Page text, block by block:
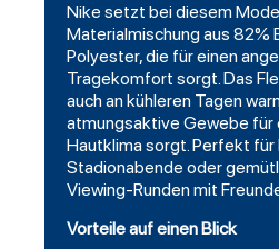
Nike setzt bei diesem
Materialmischung aus 82%
Polyester, die für einen
Tragekomfort sorgt. Das
auch an kühleren Tagen
atmungsaktive Gewebe für
Hautklima sorgt. Perfekt für
Stadionabende oder
Viewing-Runden mit
Vorteile auf einen Blick